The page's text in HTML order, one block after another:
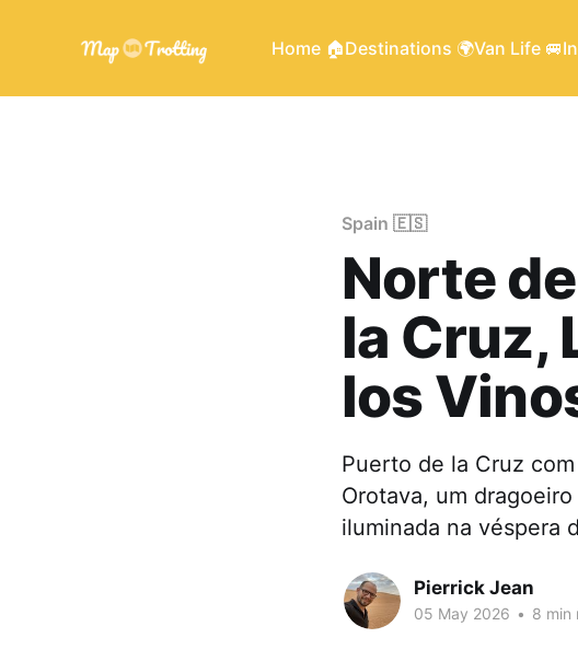
Home 🏠Destinations 🌍Van Life 🚐
Spain 🇪🇸
Norte
la Cruz,
los
Puerto de la Cruz
Orotava, um
iluminada na véspera
Pierrick Jean
05 May 2026 • 8 min